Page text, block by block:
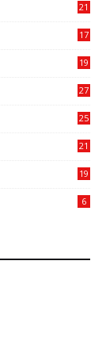
21
17
19
27
25
21
19
6